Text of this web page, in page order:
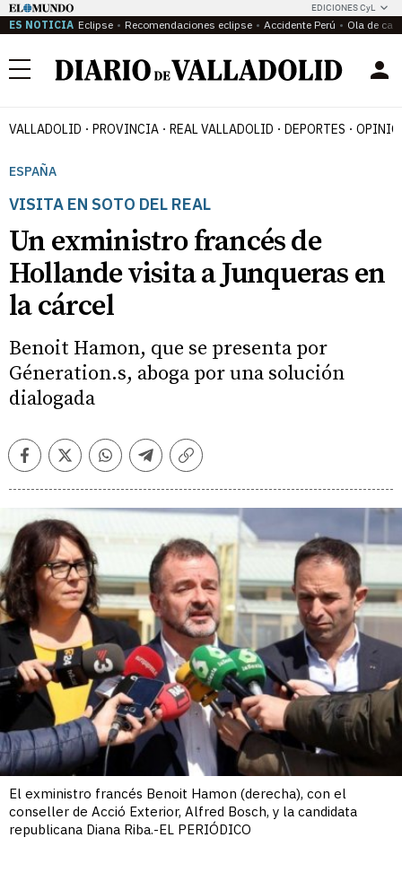
EDICIONES CyL
ES NOTICIA Eclipse Recomendaciones eclipse Accidente Perú Ola de
Menú
VALLADOLID PROVINCIA REAL VALLADOLID DEPORTES
ESPAÑA
VISITA EN SOTO DEL REAL
Un exministro francés de
Hollande visita a Junqueras en
la cárcel
Benoit Hamon, que se presenta por
Géneration.s, aboga por una solución
dialogada
FacebookTwitterWhatsappTelegramCopiar
El exministro francés Benoit Hamon (derecha), con el
conseller de Acció Exterior, Alfred Bosch, y la candidata
republicana Diana Riba.-EL PERIÓDICO